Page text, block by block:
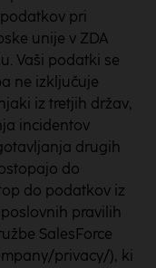
pri
unije v ZDA
Vaši podatki se
ne izključuje
iz tretjih držav,
incidentov
drugih
do
do podatkov iz
pravilih
SalesForce
privacy/), ki